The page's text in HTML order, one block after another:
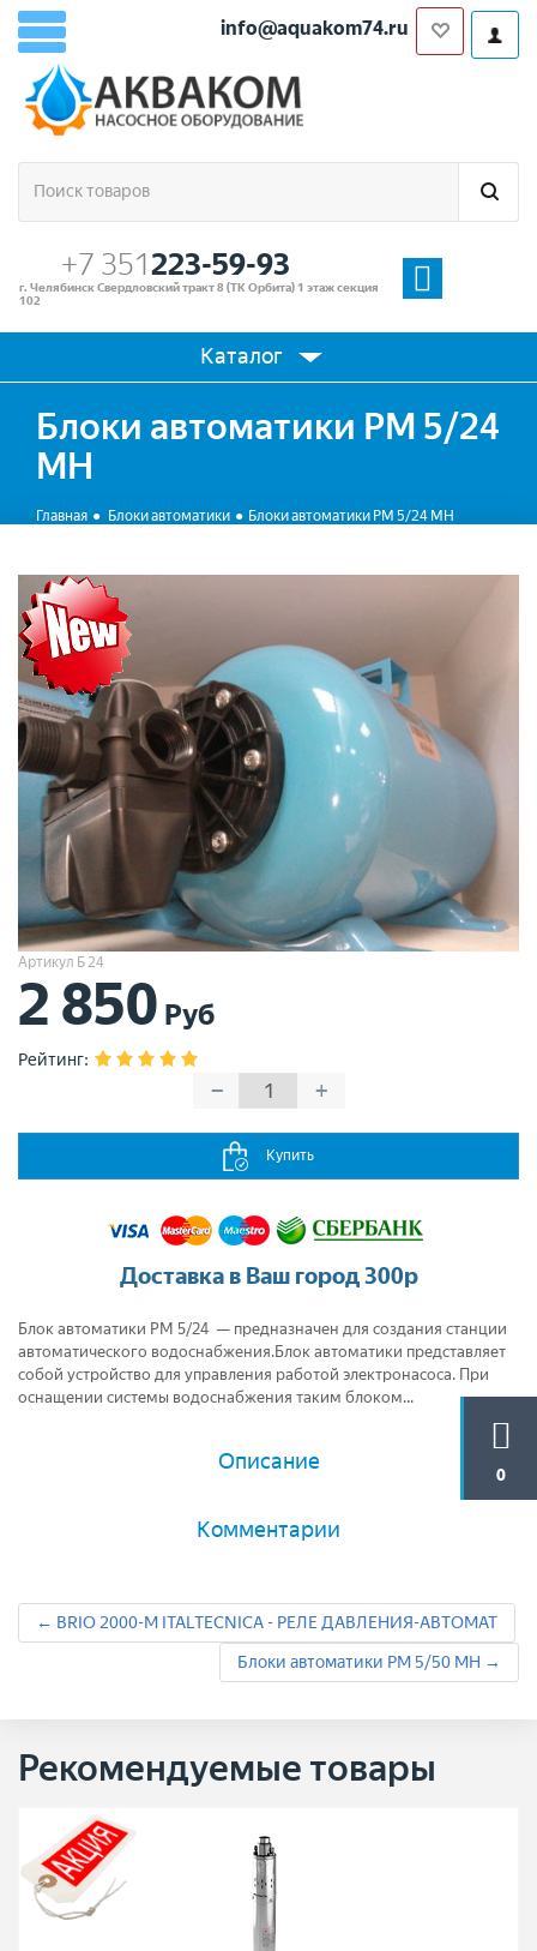
info@aquakom74.ru
+7 351223-59-93
г. Челябинск Свердловский тракт 8 (ТК Орбита) 1 этаж секция
102
Каталог
0
Блоки автоматики РМ 5/24
МН
Главная Блоки автоматики Блоки автоматики РМ 5/24 МН
Артикул Б 24
2 850 Руб
Рейтинг:
− +
Купить
Доставка в Ваш город 300р
Блок автоматики РМ 5/24 — предназначен для создания станции
автоматического водоснабжения.Блок автоматики представляет
собой устройство для управления работой электронасоса. При
оснащении системы водоснабжения таким блоком...
Описание
Комментарии
← BRIO 2000-M ITALTECNICA - РЕЛЕ ДАВЛЕНИЯ-АВТОМАТ
Блоки автоматики РМ 5/50 МН →
Рекомендуемые товары